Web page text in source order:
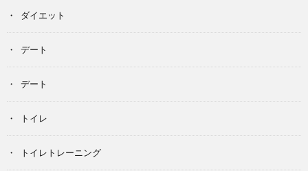
ダイエット
デート
デート
トイレ
トイレトレーニング